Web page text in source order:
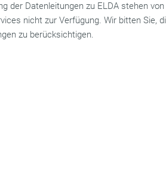
der Datenleitungen zu ELDA stehen
nicht zur Verfügung. Wir bitten Sie,
zu berücksichtigen.